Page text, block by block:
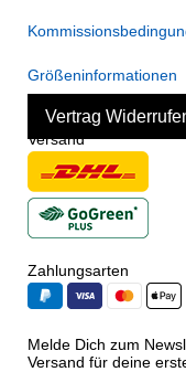
Größeninformationen
Vertrag
Versand
Zahlungsarten
Melde Dich zum
Versand für deine